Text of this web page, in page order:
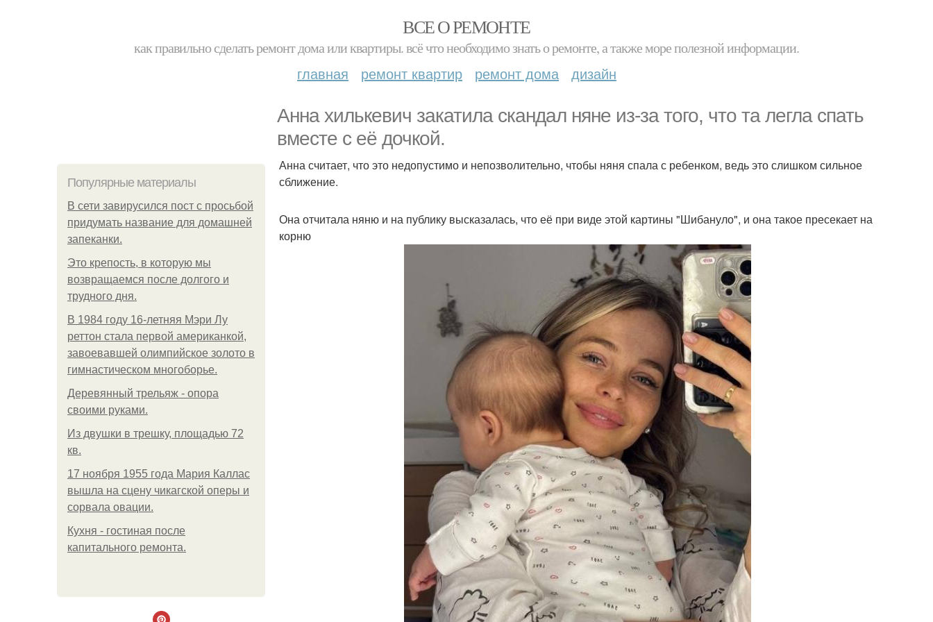
ВСЕ О РЕМОНТЕ
как правильно сделать ремонт дома или квартиры. всё что необходимо знать о ремонте, а также море полезной информации.
главная ремонт квартир ремонт дома дизайн
Анна хилькевич закатила скандал няне из-за того, что та легла спать
вместе с её дочкой.
Популярные материалы
В сети завирусился пост с просьбой
придумать название для домашней
запеканки.
Это крепость, в которую мы
возвращаемся после долгого и
трудного дня.
В 1984 году 16-летняя Мэри Лу
реттон стала первой американкой,
завоевавшей олимпийское золото в
гимнастическом многоборье.
Деревянный трельяж - опора
своими руками.
Из двушки в трешку, площадью 72
кв.
17 ноября 1955 года Мария Каллас
вышла на сцену чикагской оперы и
сорвала овации.
Кухня - гостиная после
капитального ремонта.
Анна считает, что это недопустимо и непозволительно, чтобы няня спала с ребенком, ведь это слишком сильное
сближение.
Она отчитала няню и на публику высказалась, что её при виде этой картины "Шибануло", и она такое пресекает на
корню